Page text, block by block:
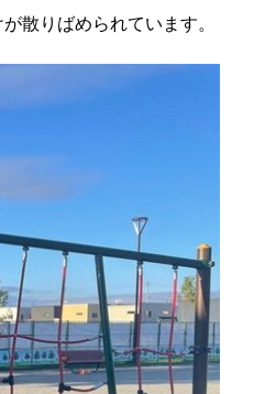
散りばめられています。